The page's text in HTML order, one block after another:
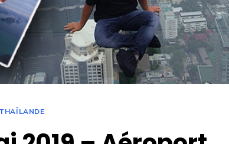
THAÏLANDE